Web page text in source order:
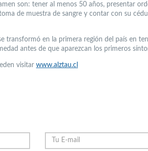
son: tener al menos 50 años, presentar
de muestra de sangre y contar con su
transformó en la primera región del país en
antes de que aparezcan los primeros
visitar www.alztau.cl